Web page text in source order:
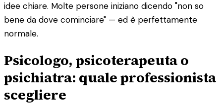
idee chiare. Molte persone iniziano dicendo "non so
bene da dove cominciare" — ed è perfettamente
normale.
Psicologo, psicoterapeuta o
psichiatra: quale professionista
scegliere